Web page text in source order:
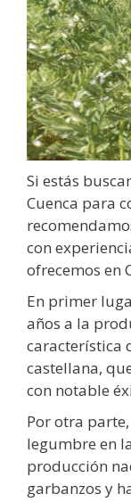
Si estás
Cuenca para
con
ofrecemos en
En primer
años a la
característica
castellana,
con notable
Por otra
legumbre en
producción
garbanzos y